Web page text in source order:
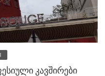
კავშირები